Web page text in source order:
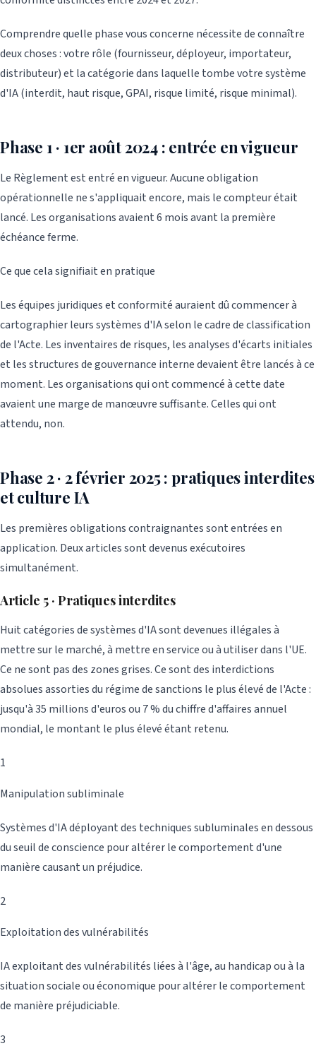
Comprendre quelle phase vous concerne nécessite de connaître
deux choses : votre rôle (fournisseur, déployeur, importateur,
distributeur) et la catégorie dans laquelle tombe votre système
d'IA (interdit, haut risque, GPAI, risque limité, risque minimal).
Phase 1 · 1er août 2024 : entrée en vigueur
Le Règlement est entré en vigueur. Aucune obligation
opérationnelle ne s'appliquait encore, mais le compteur était
lancé. Les organisations avaient 6 mois avant la première
échéance ferme.
Ce que cela signifiait en pratique
Les équipes juridiques et conformité auraient dû commencer à
cartographier leurs systèmes d'IA selon le cadre de classification
de l'Acte. Les inventaires de risques, les analyses d'écarts initiales
et les structures de gouvernance interne devaient être lancés à ce
moment. Les organisations qui ont commencé à cette date
avaient une marge de manœuvre suffisante. Celles qui ont
attendu, non.
Phase 2 · 2 février 2025 : pratiques interdites
et culture IA
Les premières obligations contraignantes sont entrées en
application. Deux articles sont devenus exécutoires
simultanément.
Article 5 · Pratiques interdites
Huit catégories de systèmes d'IA sont devenues illégales à
mettre sur le marché, à mettre en service ou à utiliser dans l'UE.
Ce ne sont pas des zones grises. Ce sont des interdictions
absolues assorties du régime de sanctions le plus élevé de l'Acte :
jusqu'à 35 millions d'euros ou 7 % du chiffre d'affaires annuel
mondial, le montant le plus élevé étant retenu.
1
Manipulation subliminale
Systèmes d'IA déployant des techniques subluminales en dessous
du seuil de conscience pour altérer le comportement d'une
manière causant un préjudice.
2
Exploitation des vulnérabilités
IA exploitant des vulnérabilités liées à l'âge, au handicap ou à la
situation sociale ou économique pour altérer le comportement
de manière préjudiciable.
3